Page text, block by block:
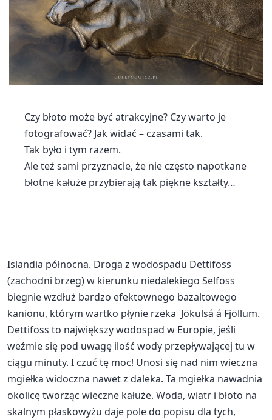
Czy błoto może być atrakcyjne? Czy warto je
fotografować? Jak widać – czasami tak.
Tak było i tym razem.
Ale też sami przyznacie, że nie często napotkane
błotne kałuże przybierają tak piękne kształty…
Islandia północna. Droga z wodospadu Dettifoss
(zachodni brzeg) w kierunku niedalekiego Selfoss
biegnie wzdłuż bardzo efektownego bazaltowego
kanionu, którym wartko płynie rzeka Jökulsá á Fjöllum.
Dettifoss to największy wodospad w Europie, jeśli
weźmie się pod uwagę ilość wody przepływającej tu w
ciągu minuty. I czuć tę moc! Unosi się nad nim wieczna
mgiełka widoczna nawet z daleka. Ta mgiełka nawadnia
okolicę tworząc wieczne kałuże. Woda, wiatr i błoto na
skalnym płaskowyżu daje pole do popisu dla tych,